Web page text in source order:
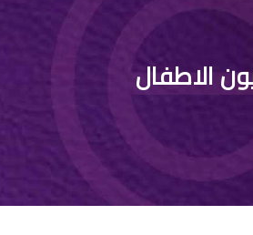
للاطفال
الاطفال